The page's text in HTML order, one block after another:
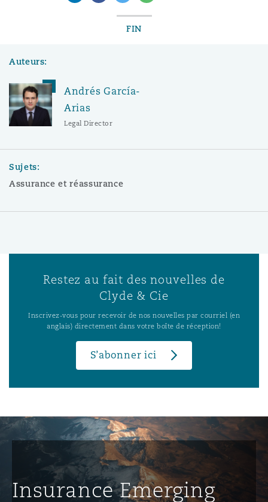
FIN
Auteurs:
Andrés García-
Arias
Legal Director
Sujets:
Assurance et réassurance
Restez au fait des nouvelles de
Clyde & Cie
Inscrivez-vous pour recevoir de nos nouvelles par courriel (en
anglais) directement dans votre boîte de réception!
S’abonner ici
Insurance Emerging